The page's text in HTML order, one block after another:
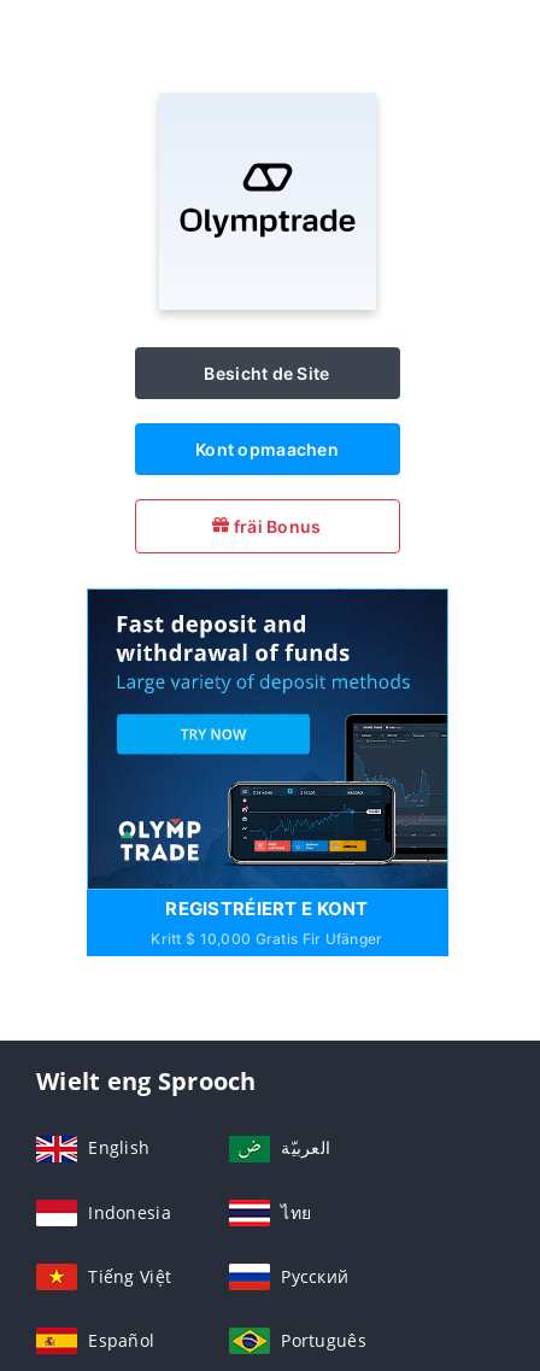
Besicht de Site
Kont opmaachen
fräi Bonus
REGISTRÉIERT E KONT
Kritt $ 10,000 Gratis Fir Ufänger
Wielt eng Sprooch
English العربيّة
Indonesia ไทย
Tiếng Việt Русский
Español Português